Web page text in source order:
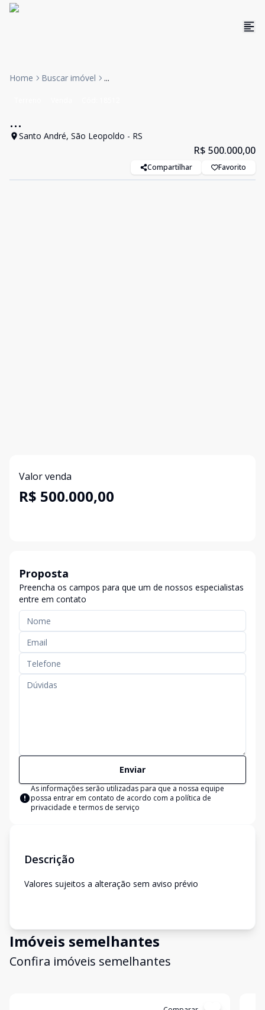
Home Buscar imóvel ...
...
Santo André, São Leopoldo - RS
R$ 500.000,00
Compartilhar Favorito
Valor venda
R$ 500.000,00
Proposta
Preencha os campos para que um de nossos especialistas
entre em contato
Enviar
As informações serão utilizadas para que a nossa equipe
possa entrar em contato de acordo com a política de
privacidade e termos de serviço
Descrição
Valores sujeitos a alteração sem aviso prévio
Imóveis semelhantes
Confira imóveis semelhantes